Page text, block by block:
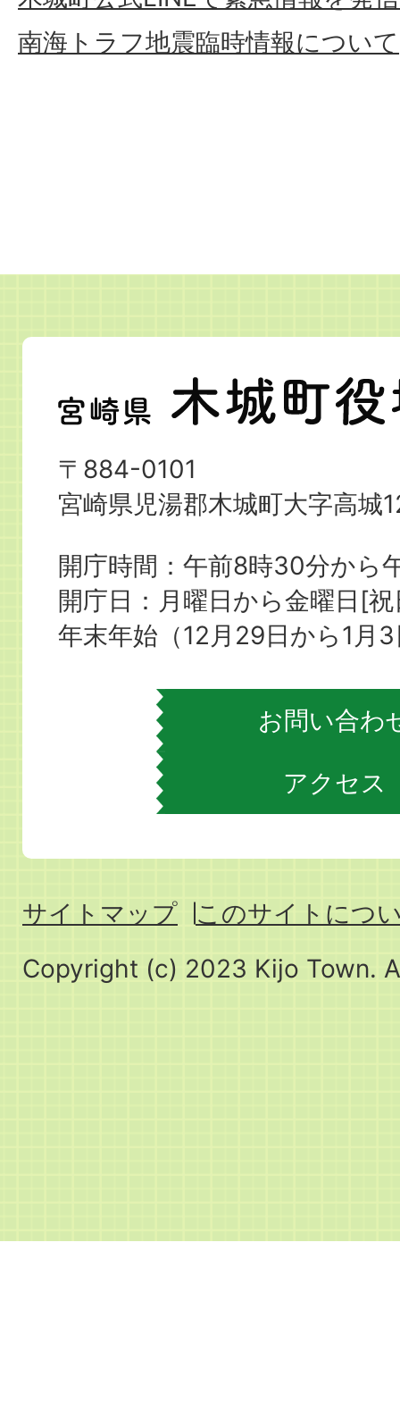
南海トラフ地震臨時情報について
宮
崎
県
木
町
役
場
〒884-0101
宮崎県児湯郡木城町大字高城
開庁時間：午前8時30分から
開庁日：月曜日から金曜日[
年末年始（12月29日から1月
お問い合わ
アクセス
サイトマップ
このサイトにつ
Copyright (c) 2023 Kijo Town.